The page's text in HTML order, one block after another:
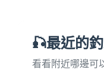
🎣最近的
看看附近哪邊可